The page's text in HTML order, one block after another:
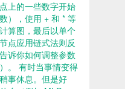
上的一些数字开始
），使用 + 和 * 等
算图，最后以单个
点应用链式法则反
诉你如何调整参数
。 有时当事情变得
事休息。但是好